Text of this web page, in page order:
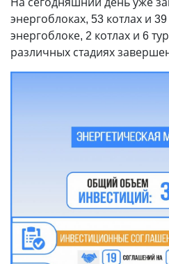
энергоблоках, 53 котлах и
энергоблоке, 2 котлах и 6
различных стадиях